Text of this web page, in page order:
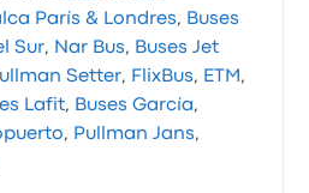
París & Londres, Buses
Sur, Nar Bus, Buses Jet
Setter, FlixBus, ETM ,
Lafit, Buses García,
, Pullman Jans,